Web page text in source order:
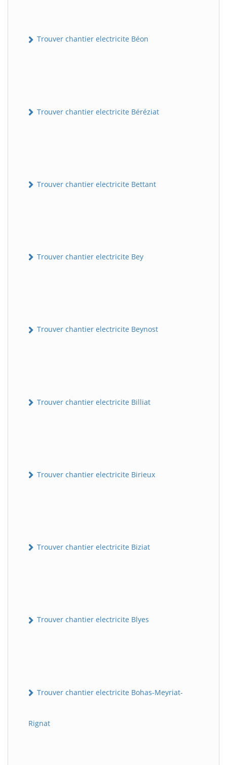
Trouver chantier electricite Béon
Trouver chantier electricite Béréziat
Trouver chantier electricite Bettant
Trouver chantier electricite Bey
Trouver chantier electricite Beynost
Trouver chantier electricite Billiat
Trouver chantier electricite Birieux
Trouver chantier electricite Biziat
Trouver chantier electricite Blyes
Trouver chantier electricite Bohas-Meyriat-
Rignat